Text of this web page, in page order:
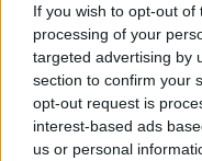
If you wish to opt-out
processing of your
targeted advertising by
section to confirm your
opt-out request is
interest-based ads
us or personal